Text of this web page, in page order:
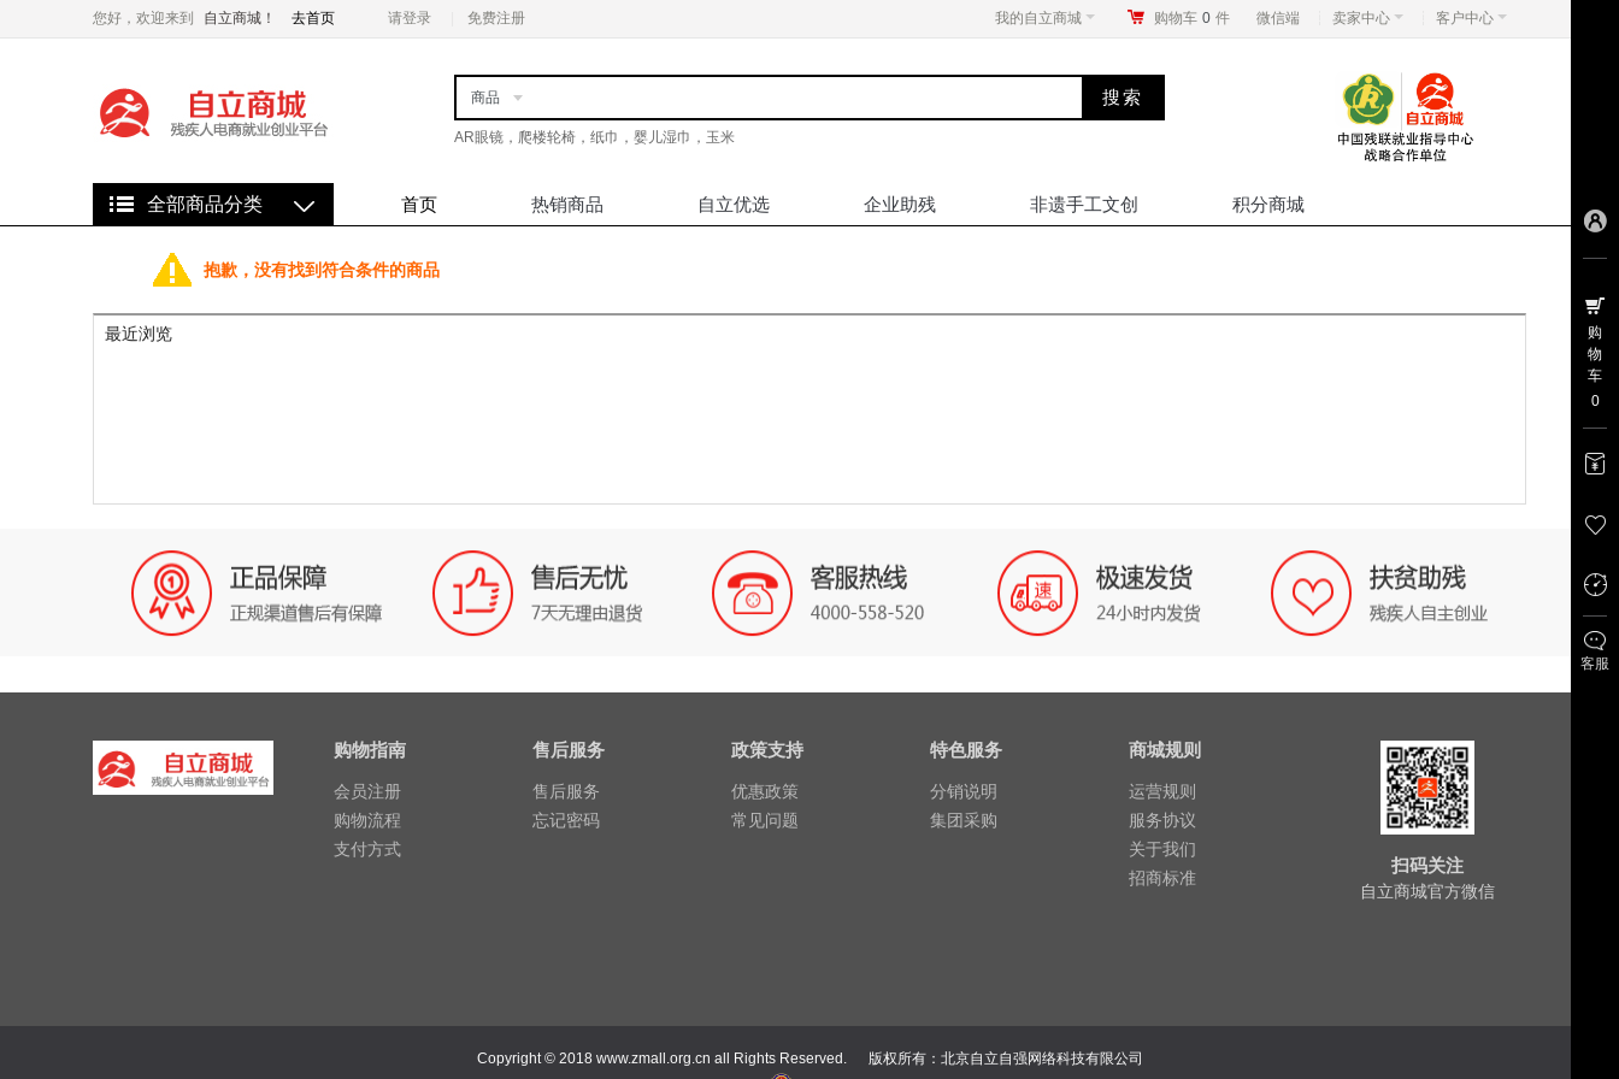
您好，欢迎来到 自立商城！ 去首页 请登录 免费注册 我的自立商城 购物车 0 件 微信端 卖家中心 客户中心
商品
AR眼镜，爬楼轮椅，纸巾，婴儿湿巾，玉米
全部商品分类 首页 热销商品 自立优选 企业助残 非遗手工文创 积分商城
购
物
车
0
客服
抱歉，没有找到符合条件的商品
最近浏览
购物指南
会员注册
购物流程
支付方式
售后服务
售后服务
忘记密码
政策支持
优惠政策
常见问题
特色服务
分销说明
集团采购
商城规则
运营规则
服务协议
关于我们
招商标准
扫码关注
自立商城官方微信
Copyright © 2018 www.zmall.org.cn all Rights Reserved. 版权所有：北京自立自强网络科技有限公司